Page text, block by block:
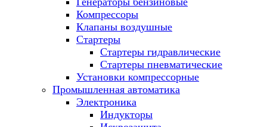
Компрессоры
Клапаны воздушные
Стартеры
Стартеры гидравлические
Стартеры пневматические
Установки компрессорные
Промышленная автоматика
Электроника
Индукторы